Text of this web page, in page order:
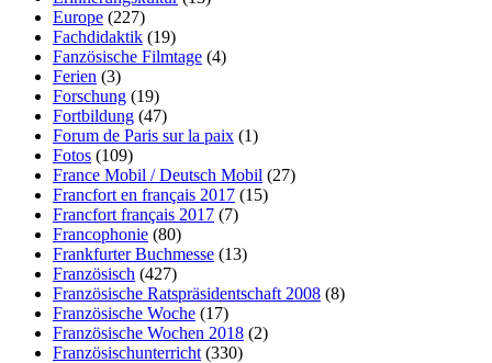
Europe (227)
Fachdidaktik (19)
Fanzösische Filmtage (4)
Ferien (3)
Forschung (19)
Fortbildung (47)
Forum de Paris sur la paix (1)
Fotos (109)
France Mobil / Deutsch Mobil (27)
Francfort en français 2017 (15)
Francfort français 2017 (7)
Francophonie (80)
Frankfurter Buchmesse (13)
Französisch (427)
Französische Ratspräsidentschaft 2008 (8)
Französische Woche (17)
Französische Wochen 2018 (2)
Französischunterricht (330)